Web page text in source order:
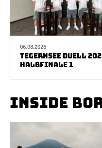
06.08.2026
TEGERNSEE DUELL
HALBFINALE 1
INSIDE